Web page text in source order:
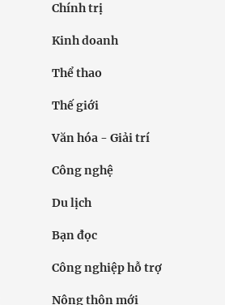
Chính trị
Kinh doanh
Thể thao
Thế giới
Văn hóa - Giải trí
Công nghệ
Du lịch
Bạn đọc
Công nghiệp hỗ trợ
Nông thôn mới